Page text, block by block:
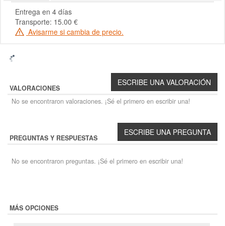
Entrega en 4 días
Transporte: 15.00 €
Avisarme si cambia de precio.
VALORACIONES
No se encontraron valoraciones. ¡Sé el primero en escribir una!
PREGUNTAS Y RESPUESTAS
No se encontraron preguntas. ¡Sé el primero en escribir una!
MÁS OPCIONES